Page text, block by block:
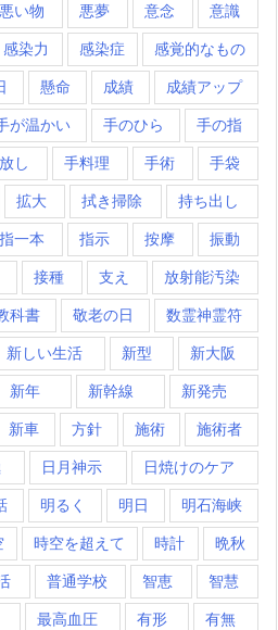
悪い物 悪夢 意念 意識
感染力 感染症 感覚的なもの
懸命 成績 成績アップ
が温かい 手のひら 手の指
し 手料理 手術 手袋
拡大 拭き掃除 持ち出し
指一本 指示 按摩 振動
接種 支え 放射能汚染
科書 敬老の日 数霊神霊符
新しい生活 新型 新大阪
新年 新幹線 新発売
新車 方針 施術 施術者
日月神示 日焼けのケア
明るく 明日 明石海峡
時空を超えて 時計 晩秋
普通学校 智恵 智慧
最高血圧 有形 有無